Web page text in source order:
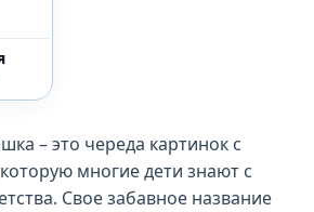
– это череда картинок с
многие дети знают с
Свое забавное название